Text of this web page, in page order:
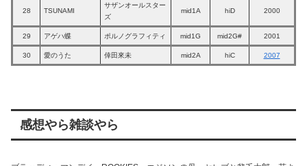
28 TSUNAMI
サザンオールスター
ズ
mid1A hiD 2000
29 アゲハ蝶 ポルノグラフィティ mid1G mid2G# 2001
30 愛のうた 倖田來未 mid2A hiC 2007
感想やら雑談やら